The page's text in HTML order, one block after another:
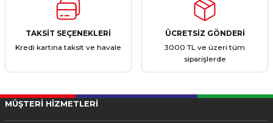
TAKSİT SEÇENEKLERİ
Kredi kartına taksit ve havale
ÜCRETSİZ GÖNDERİ
3000 TL ve üzeri tüm
siparişlerde
MÜŞTERİ HİZMETLERİ